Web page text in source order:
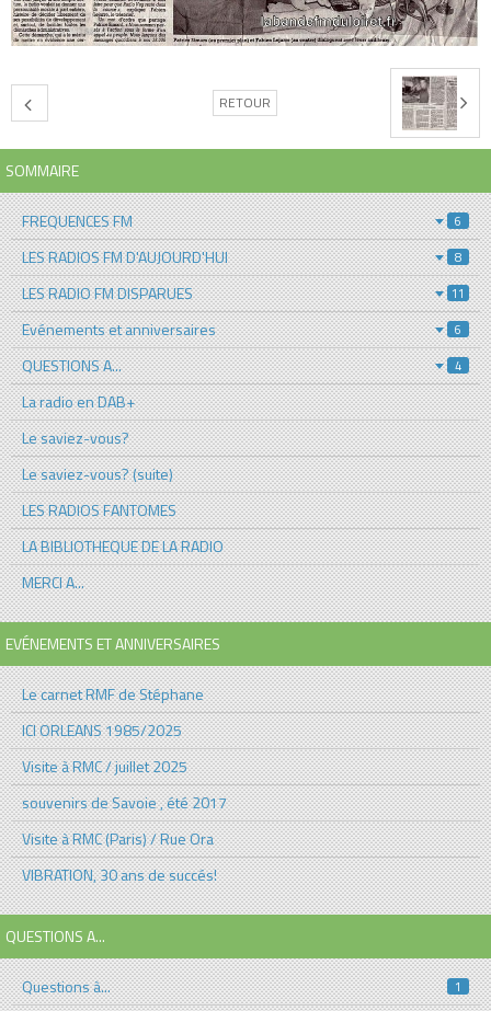
RETOUR
SOMMAIRE
FREQUENCES FM 6
LES RADIOS FM D'AUJOURD'HUI 8
LES RADIO FM DISPARUES 11
Evénements et anniversaires 6
QUESTIONS A... 4
La radio en DAB+
Le saviez-vous?
Le saviez-vous? (suite)
LES RADIOS FANTOMES
LA BIBLIOTHEQUE DE LA RADIO
MERCI A...
EVÉNEMENTS ET ANNIVERSAIRES
Le carnet RMF de Stéphane
ICI ORLEANS 1985/2025
Visite à RMC / juillet 2025
souvenirs de Savoie , été 2017
Visite à RMC (Paris) / Rue Ora
VIBRATION, 30 ans de succés!
QUESTIONS A...
Questions à... 1